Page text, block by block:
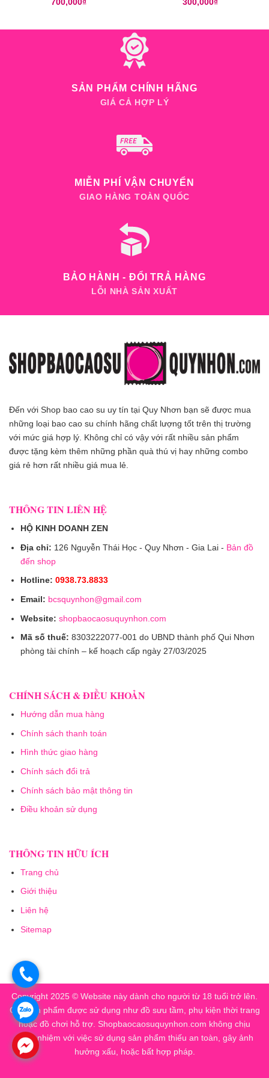
lớp da siêu mềm
700,000₫
300,000₫
SẢN PHẨM CHÍNH HÃNG
GIÁ CẢ HỢP LÝ
MIỄN PHÍ VẬN CHUYỂN
GIAO HÀNG TOÀN QUỐC
BẢO HÀNH - ĐỔI TRẢ HÀNG
LỖI NHÀ SẢN XUẤT
Đến với Shop bao cao su uy tín tại Quy Nhơn bạn sẽ được mua
những loại bao cao su chính hãng chất lượng tốt trên thị trường
với mức giá hợp lý. Không chỉ có vậy với rất nhiều sản phẩm
được tặng kèm thêm những phần quà thú vị hay những combo
giá rẻ hơn rất nhiều giá mua lẻ.
THÔNG TIN LIÊN HỆ
HỘ KINH DOANH ZEN
Địa chỉ: 126 Nguyễn Thái Học - Quy Nhơn - Gia Lai - Bản đồ
đến shop
Hotline: 0938.73.8833
Email: bcsquynhon@gmail.com
Website: shopbaocaosuquynhon.com
Mã số thuế: 8303222077-001 do UBND thành phố Qui Nhơn
phòng tài chính – kế hoạch cấp ngày 27/03/2025
CHÍNH SÁCH & ĐIỀU KHOẢN
Hướng dẫn mua hàng
Chính sách thanh toán
Hình thức giao hàng
Chính sách đổi trả
Chính sách bảo mật thông tin
Điều khoản sử dụng
THÔNG TIN HỮU ÍCH
Trang chủ
Giới thiệu
Liên hệ
Sitemap
Copyright 2025 © Website này dành cho người từ 18 tuổi trở lên.
Các sản phẩm được sử dụng như đồ sưu tầm, phụ kiện thời trang
hoặc đồ chơi hỗ trợ. Shopbaocaosuquynhon.com không chịu
trách nhiệm với việc sử dụng sản phẩm thiếu an toàn, gây ảnh
hưởng xấu, hoặc bất hợp pháp.
.
.
.